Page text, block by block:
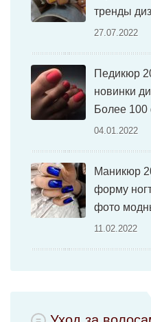
тренды
27.07.2022
Педикюр
новинки
Более 100
04.01.2022
Маникюр
форму
фото
11.02.2022